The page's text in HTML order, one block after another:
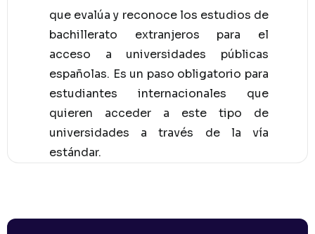
que evalúa y reconoce los estudios de
bachillerato extranjeros para el
acceso a universidades públicas
españolas. Es un paso obligatorio para
estudiantes internacionales que
quieren acceder a este tipo de
universidades a través de la vía
estándar.